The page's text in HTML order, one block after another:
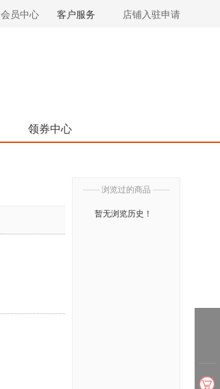
会员中心 客户服务 店铺入驻申请
领券中心
—— 浏览过的商品 ——
暂无浏览历史！